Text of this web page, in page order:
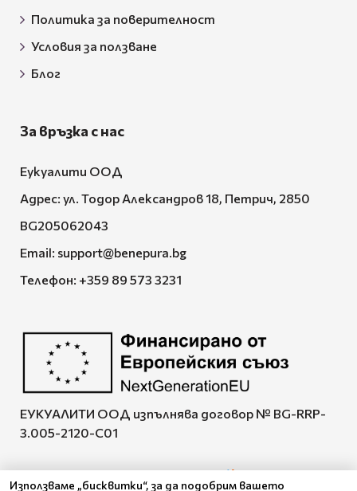
Политика за поверителност
Условия за ползване
Блог
За връзка с нас
Еукуалити ООД
Адрес: ул. Тодор Александров 18, Петрич, 2850
BG205062043
Email: support@benepura.bg
Телефон: +359 89 573 3231
ЕУКУАЛИТИ ООД изпълнява договор № BG-RRP-
3.005-2120-C01
Използваме „бисквитки“, за да подобрим вашето